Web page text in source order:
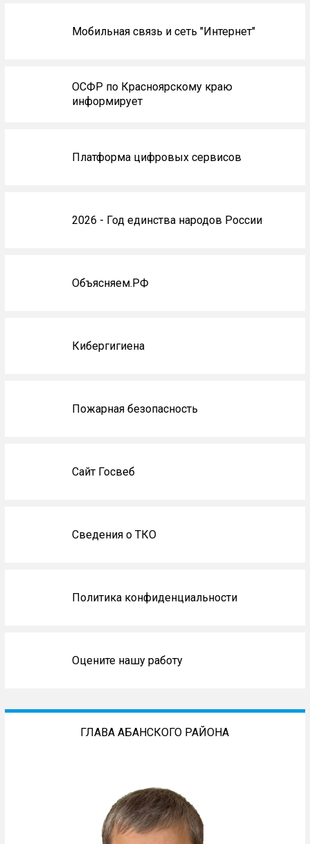
Мобильная связь и сеть "Интернет"
ОСФР по Красноярскому краю
информирует
Платформа цифровых сервисов
2026 - Год единства народов России
Объясняем.РФ
Кибергигиена
Пожарная безопасность
Сайт Госвеб
Сведения о ТКО
Политика конфиденциальности
Оцените нашу работу
ГЛАВА АБАНСКОГО РАЙОНА